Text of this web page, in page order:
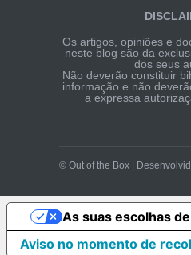
Os artigos, opiniões e
neste blog são da
dos seus
Não deverão constituir
informação e não
a expressa
© Out of the Box |
Aviso no momento de
As suas escolhas